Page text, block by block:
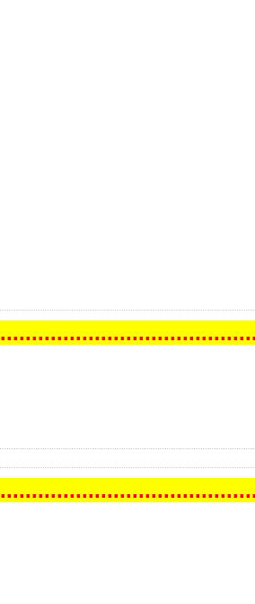
........................................
........................................